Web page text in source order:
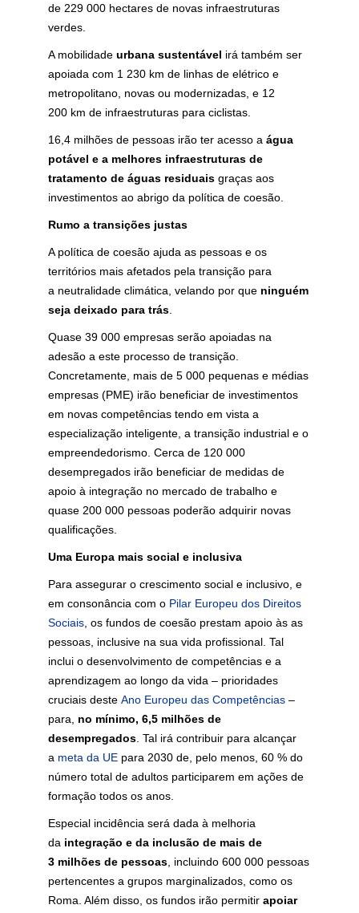
de 229 000 hectares de novas infraestruturas
verdes.
A mobilidade urbana sustentável irá também ser
apoiada com 1 230 km de linhas de elétrico e
metropolitano, novas ou modernizadas, e 12
200 km de infraestruturas para ciclistas.
16,4 milhões de pessoas irão ter acesso a água
potável e a melhores infraestruturas de
tratamento de águas residuais graças aos
investimentos ao abrigo da política de coesão.
Rumo a transições justas
A política de coesão ajuda as pessoas e os
territórios mais afetados pela transição para
a neutralidade climática, velando por que ninguém
seja deixado para trás
Quase 39 000 empresas serão apoiadas na
adesão a este processo de transição.
Concretamente, mais de 5 000 pequenas e médias
empresas (PME) irão beneficiar de investimentos
em novas competências tendo em vista a
especialização inteligente, a transição industrial e o
empreendedorismo. Cerca de 120 000
desempregados irão beneficiar de medidas de
apoio à integração no mercado de trabalho e
quase 200 000 pessoas poderão adquirir novas
qualificações.
Uma Europa mais social e inclusiva
Para assegurar o crescimento social e inclusivo, e
em consonância com o Pilar Europeu dos Direitos
Sociais , os fundos de coesão prestam apoio às as
pessoas, inclusive na sua vida profissional. Tal
inclui o desenvolvimento de competências e a
aprendizagem ao longo da vida – prioridades
cruciais deste Ano Europeu das Competências –
para, no mínimo, 6,5 milhões de
desempregados . Tal irá contribuir para alcançar
a meta da UE para 2030 de, pelo menos, 60 % do
número total de adultos participarem em ações de
formação todos os anos.
Especial incidência será dada à melhoria
da integração e da inclusão de mais de
3 milhões de pessoas , incluindo 600 000 pessoas
pertencentes a grupos marginalizados, como os
Roma. Além disso, os fundos irão permitir apoiar